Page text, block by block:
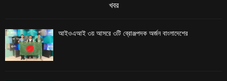
খবর
আইওএআই ৩য় আসরে ৩টি ব্রোঞ্জপদক অর্জন বাংলাদেশের